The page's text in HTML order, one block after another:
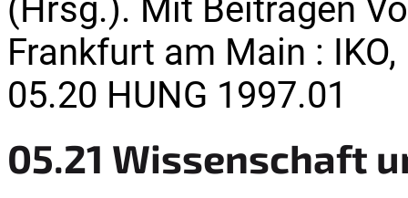
(Hrsg.). Mit Beiträgen
Frankfurt am Main : IKO,
05.20 HUNG 1997.01
05.21 Wissenschaft